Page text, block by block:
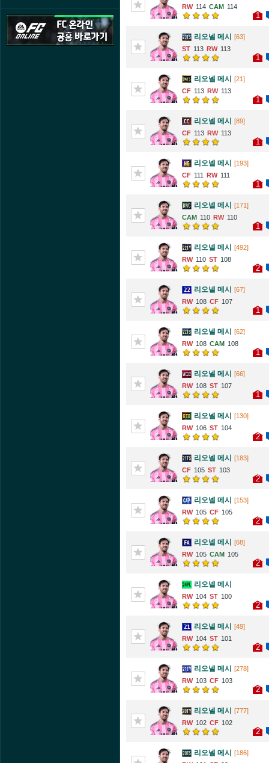
114
114
1
리오넬 메시
[63]
113
113
1
리오넬 메시
[21]
113
113
1
리오넬 메시
[89]
113
113
1
리오넬 메시
[193]
111
111
1
리오넬 메시
[171]
110
110
1
리오넬 메시
[492]
110
108
2
리오넬 메시
[67]
108
107
1
리오넬 메시
[62]
108
108
1
리오넬 메시
[66]
108
107
1
리오넬 메시
[130]
106
104
2
리오넬 메시
[183]
105
103
2
리오넬 메시
[153]
105
105
2
리오넬 메시
[68]
105
105
2
리오넬 메시
104 100
2
리오넬 메시
[49]
104
101
2
리오넬 메시
[278]
103
103
2
리오넬 메시
[777]
102
102
2
리오넬 메시
[186]